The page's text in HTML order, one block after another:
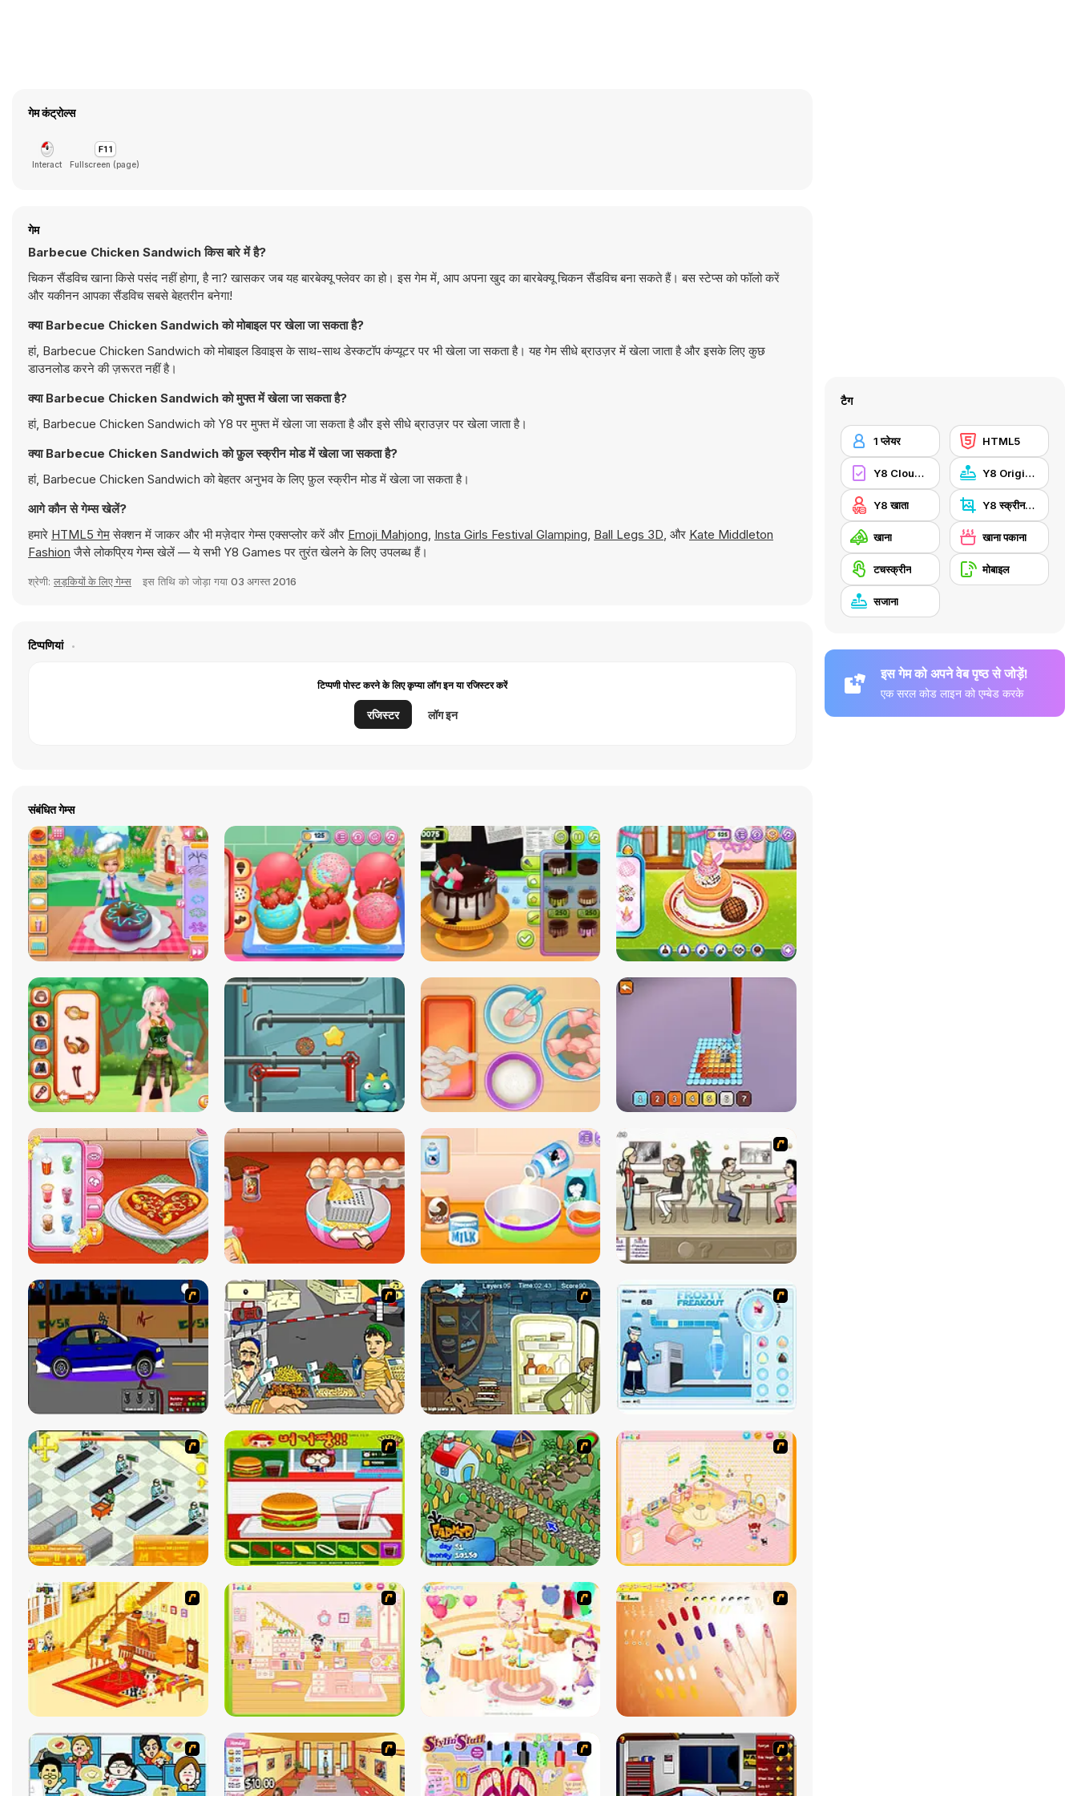
गेम कंट्रोल्स
Interact Fullscreen (page)
गेम
Barbecue Chicken Sandwich किस बारे में है?
चिकन सैंडविच खाना किसे पसंद नहीं होगा, है ना? खासकर जब यह बारबेक्यू फ्लेवर का हो। इस गेम में, आप अपना खुद का बारबेक्यू चिकन सैंडविच बना सकते हैं। बस स्टेप्स को फॉलो करें
और यकीनन आपका सैंडविच सबसे बेहतरीन बनेगा!
क्या Barbecue Chicken Sandwich को मोबाइल पर खेला जा सकता है?
हां, Barbecue Chicken Sandwich को मोबाइल डिवाइस के साथ-साथ डेस्कटॉप कंप्यूटर पर भी खेला जा सकता है। यह गेम सीधे ब्राउज़र में खेला जाता है और इसके लिए कुछ
डाउनलोड करने की ज़रूरत नहीं है।
क्या Barbecue Chicken Sandwich को मुफ्त में खेला जा सकता है?
हां, Barbecue Chicken Sandwich को Y8 पर मुफ्त में खेला जा सकता है और इसे सीधे ब्राउज़र पर खेला जाता है।
क्या Barbecue Chicken Sandwich को फ़ुल स्क्रीन मोड में खेला जा सकता है?
हां, Barbecue Chicken Sandwich को बेहतर अनुभव के लिए फ़ुल स्क्रीन मोड में खेला जा सकता है।
आगे कौन से गेम्स खेलें?
हमारे HTML5 गेमसेक्शन में जाकर और भी मज़ेदार गेम्स एक्सप्लोर करें और Emoji Mahjong, Insta Girls Festival Glamping, Ball Legs 3D, और Kate Middleton
Fashion जैसे लोकप्रिय गेम्स खेलें — ये सभी Y8 Games पर तुरंत खेलने के लिए उपलब्ध हैं।
श्रेणी: लड़कियों के लिए गेम्स इस तिथि को जोड़ा गया 03 अगस्त 2016
टिप्पणियां
टिप्पणी पोस्ट करने के लिए कृप्या लॉग इन या रजिस्टर करें
रजिस्टर लॉग इन
संबंधित गेम्स
टैग
1 प्लेयर HTML5
Y8 Cloud Save Y8 Originals
Y8 खाता Y8 स्क्रीनशॉट
खाना खाना पकाना
टचस्क्रीन मोबाइल
सजाना
इस गेम को अपने वेब पृष्ठ से जोड़ें!
एक सरल कोड लाइन को एम्बेड करके